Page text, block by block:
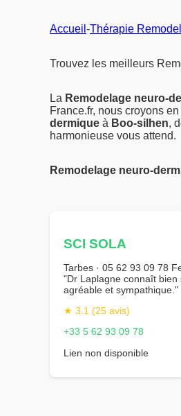
Accueil -Thérapie
Trouvez les meilleurs
La Remodelage neuro-
France.fr, nous croyons
dermique à Boo-silhen,
harmonieuse vous attend.
Remodelage neuro-
SCI SOLA
Tarbes · 05 62 93 09 78
"Dr Laplagne connaît
agréable et sympathique."
★ 3.1 (25 avis)
+33 5 62 93 09 78
Lien non disponible